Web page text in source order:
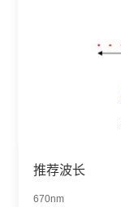
推荐波长
670nm